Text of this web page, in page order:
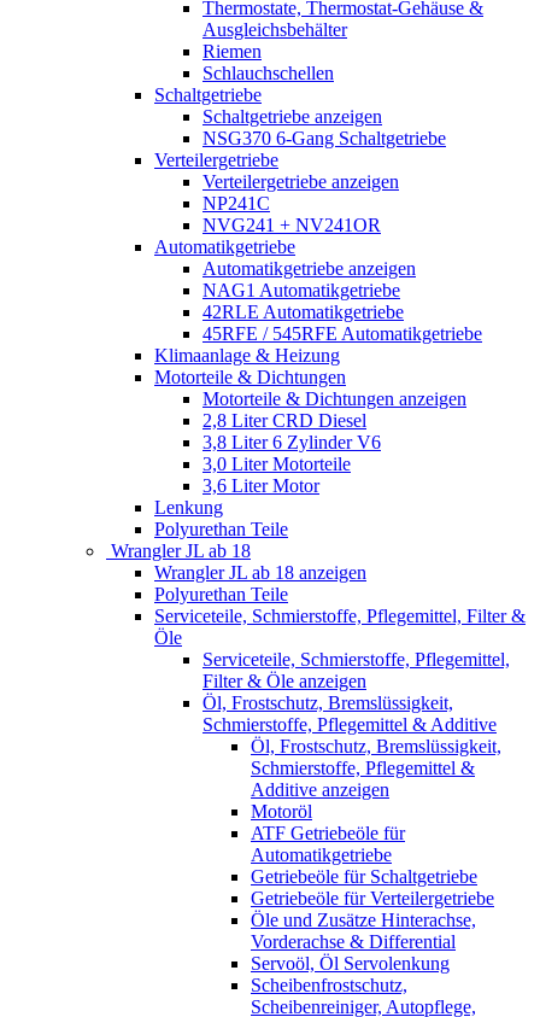
Thermostate, Thermostat-Gehäuse &
Ausgleichsbehälter
Riemen
Schlauchschellen
Schaltgetriebe
Schaltgetriebe anzeigen
NSG370 6-Gang Schaltgetriebe
Verteilergetriebe
Verteilergetriebe anzeigen
NP241C
NVG241 + NV241OR
Automatikgetriebe
Automatikgetriebe anzeigen
NAG1 Automatikgetriebe
42RLE Automatikgetriebe
45RFE / 545RFE Automatikgetriebe
Klimaanlage & Heizung
Motorteile & Dichtungen
Motorteile & Dichtungen anzeigen
2,8 Liter CRD Diesel
3,8 Liter 6 Zylinder V6
3,0 Liter Motorteile
3,6 Liter Motor
Lenkung
Polyurethan Teile
Wrangler JL ab 18
Wrangler JL ab 18 anzeigen
Polyurethan Teile
Serviceteile, Schmierstoffe, Pflegemittel, Filter &
Öle
Serviceteile, Schmierstoffe, Pflegemittel,
Filter & Öle anzeigen
Öl, Frostschutz, Bremslüssigkeit,
Schmierstoffe, Pflegemittel & Additive
Öl, Frostschutz, Bremslüssigkeit,
Schmierstoffe, Pflegemittel &
Additive anzeigen
Motoröl
ATF Getriebeöle für
Automatikgetriebe
Getriebeöle für Schaltgetriebe
Getriebeöle für Verteilergetriebe
Öle und Zusätze Hinterachse,
Vorderachse & Differential
Servoöl, Öl Servolenkung
Scheibenfrostschutz,
Scheibenreiniger, Autopflege,